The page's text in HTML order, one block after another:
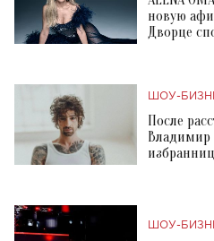
новую
Дворце
ШОУ-
После
Владимир
ШОУ-